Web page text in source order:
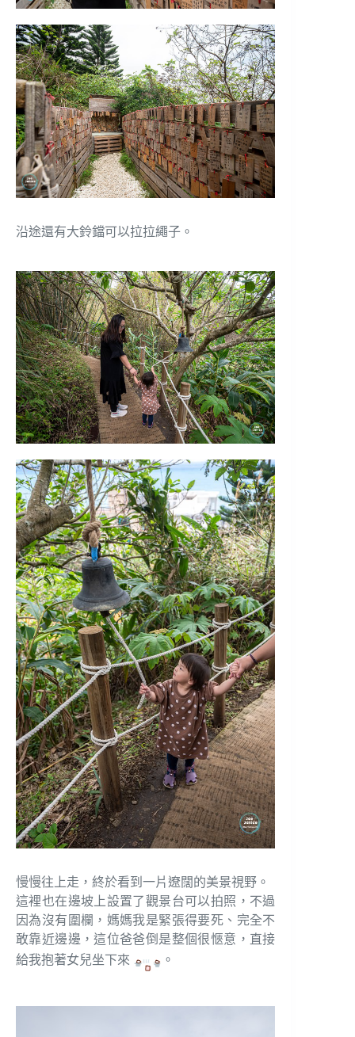
沿途還有大鈴鐺可以拉拉繩子。
慢慢往上走，終於看到一片遼闊的美景視野。
這裡也在邊坡上設置了觀景台可以拍照，不過
因為沒有圍欄，媽媽我是緊張得要死、完全不
敢靠近邊邊，這位爸爸倒是整個很愜意，直接
給我抱著女兒坐下來
。